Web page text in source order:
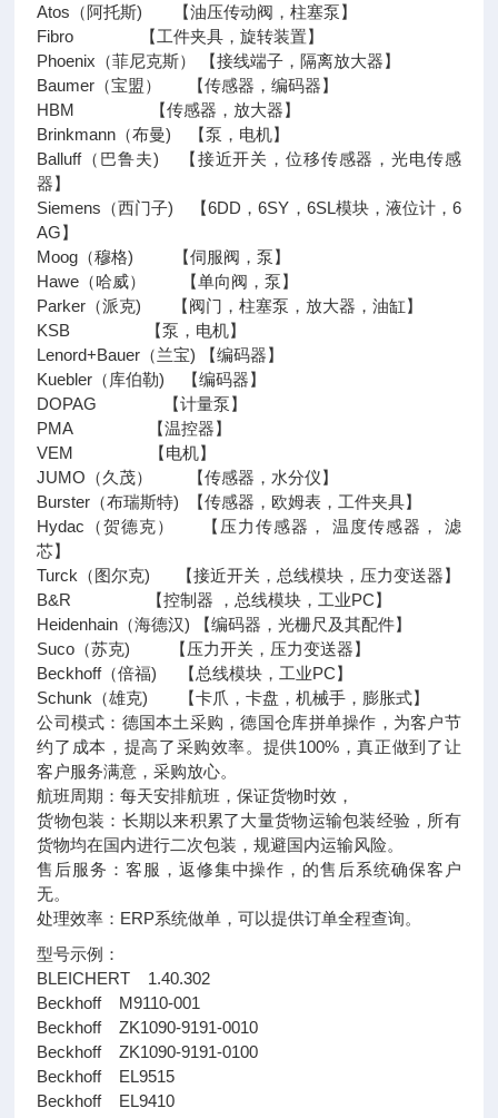
Atos（阿托斯) 【油压传动阀，柱塞泵】
Fibro 【工件夹具，旋转装置】
Phoenix（菲尼克斯） 【接线端子，隔离放大器】
Baumer（宝盟） 【传感器，编码器】
HBM 【传感器，放大器】
Brinkmann（布曼) 【泵，电机】
Balluff（巴鲁夫) 【接近开关，位移传感器，光电传感
器】
Siemens（西门子) 【6DD，6SY，6SL模块，液位计，6
AG】
Moog（穆格) 【伺服阀，泵】
Hawe（哈威） 【单向阀，泵】
Parker（派克) 【阀门，柱塞泵，放大器，油缸】
KSB 【泵，电机】
Lenord+Bauer（兰宝) 【编码器】
Kuebler（库伯勒) 【编码器】
DOPAG 【计量泵】
PMA 【温控器】
VEM 【电机】
JUMO（久茂） 【传感器，水分仪】
Burster（布瑞斯特) 【传感器，欧姆表，工件夹具】
Hydac（贺德克） 【压力传感器， 温度传感器， 滤
芯】
Turck（图尔克) 【接近开关，总线模块，压力变送器】
B&R 【控制器 ，总线模块，工业PC】
Heidenhain（海德汉) 【编码器，光栅尺及其配件】
Suco（苏克) 【压力开关，压力变送器】
Beckhoff（倍福) 【总线模块，工业PC】
Schunk（雄克) 【卡爪，卡盘，机械手，膨胀式】
公司模式：德国本土采购，德国仓库拼单操作，为客户节
约了成本，提高了采购效率。提供100%，真正做到了让
客户服务满意，采购放心。
航班周期：每天安排航班，保证货物时效，
货物包装：长期以来积累了大量货物运输包装经验，所有
货物均在国内进行二次包装，规避国内运输风险。
售后服务：客服，返修集中操作，的售后系统确保客户
无。
处理效率：ERP系统做单，可以提供订单全程查询。
型号示例：
BLEICHERT 1.40.302
Beckhoff M9110-001
Beckhoff ZK1090-9191-0010
Beckhoff ZK1090-9191-0100
Beckhoff EL9515
Beckhoff EL9410